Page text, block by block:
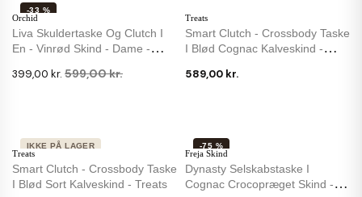
Orchid
Liva Skuldertaske Og Clutch I
En - Vinrød Skind - Dame -
399,00 kr. 599,00 kr.
-33 %
Treats
Smart Clutch - Crossbody Taske
I Blød Cognac Kalveskind -
589,00 kr.
Treats
Smart Clutch - Crossbody Taske
I Blød Sort Kalveskind - Treats
IKKE PÅ LAGER
Freja Skind
Dynasty Selskabstaske I
Cognac Crocopræget Skind -
-75 %